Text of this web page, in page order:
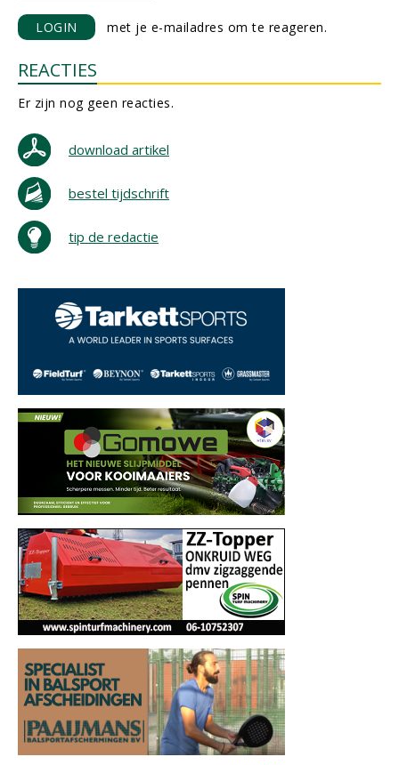
LOGIN met je e-mailadres om te reageren.
REACTIES
Er zijn nog geen reacties.
download artikel
bestel tijdschrift
tip de redactie